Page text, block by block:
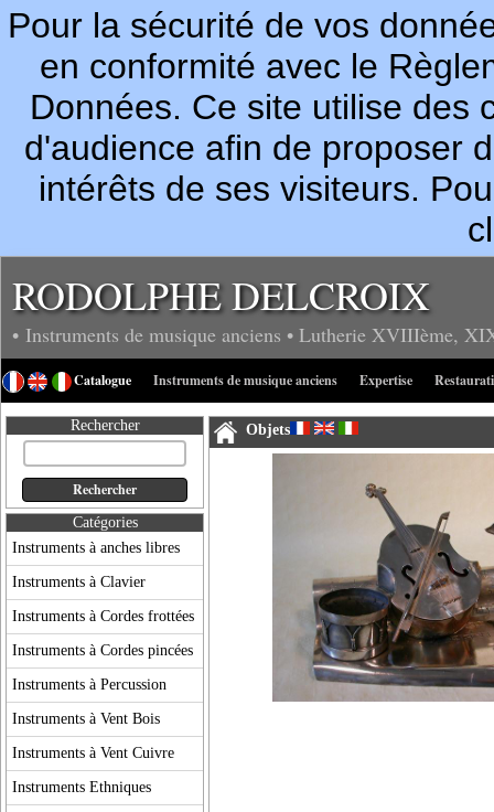
Pour la sécurité de vos
en conformité avec le
Données. Ce site utilise des
d'audience afin de proposer
intérêts de ses visiteurs.
RODOLPHE DELCROIX
• Instruments de musique anciens • Lutherie XVIIIème,
Catalogue Instruments de musique anciens Expertise
Rechercher
Catégories
Instruments à anches libres
Instruments à Clavier
Instruments à Cordes frottées
Instruments à Cordes pincées
Instruments à Percussion
Instruments à Vent Bois
Instruments à Vent Cuivre
Instruments Ethniques
Objets